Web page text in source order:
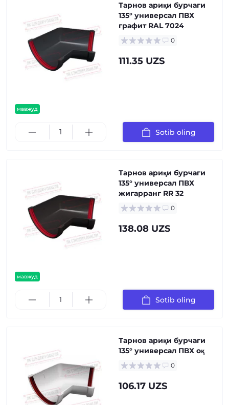
мавжуд
Тарнов ариқи бурчаги
135° универсал ПВХ
графит RAL 7024
0
111.35 UZS
Sotib oling
мавжуд
Тарнов ариқи бурчаги
135° универсал ПВХ
жигарранг RR 32
0
138.08 UZS
Sotib oling
Тарнов ариқи бурчаги
135° универсал ПВХ оқ
0
106.17 UZS